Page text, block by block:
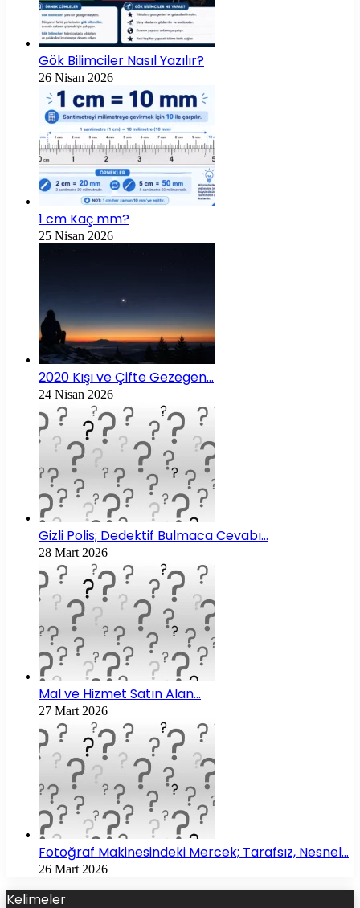
Gök Bilimciler Nasıl Yazılır?
26 Nisan 2026
1 cm Kaç mm?
25 Nisan 2026
2020 Kışı ve Çifte Gezegen…
24 Nisan 2026
Gizli Polis; Dedektif Bulmaca Cevabı…
28 Mart 2026
Mal ve Hizmet Satın Alan…
27 Mart 2026
Fotoğraf Makinesindeki Mercek; Tarafsız, Nesnel…
26 Mart 2026
Kelimeler